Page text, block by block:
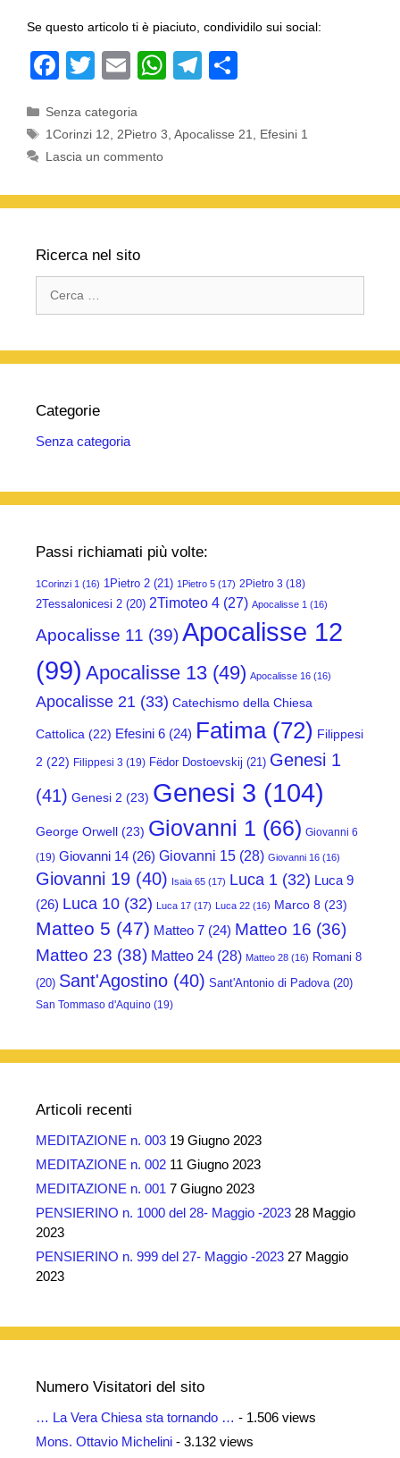
Se questo articolo ti è piaciuto, condividilo sui social:
F
c
e
o
k
T
tt
er
E
ail
W
at
s
p
T
e
m
n
di
di
Categorie
Senza categoria
Tag
1Corinzi 12 2Pietro 3 ,Apocalisse 21
Efesini 1
Lascia un commento
Ricerca nel sito
per:
Categorie
Senza categoria
Passi richiamati più volte:
1Corinzi 1 (16) 1Pietro 2 (21) 1Pietro 5 (17) 2Pietro 3 (18)
2Tessalonicesi 2 (20) 2Timoteo 4 (27) Apocalisse 1 (16)
Apocalisse 11 (39)Apocalisse 12
(99) Apocalisse 13 (49) Apocalisse 16 (16)
Apocalisse 21 (33) Catechismo della Chiesa
Cattolica (22) Efesini 6 (24) Fatima(72) Filippesi
2 (22) Filippesi 3 (19) Fëdor Dostoevskij (21) Genesi 1
(41) Genesi 2 (23) Genesi 3 (104)
George Orwell (23) Giovanni 1 (66) Giovanni 6
(19) Giovanni 14 (26) Giovanni 15 (28) Giovanni 16 (16)
Giovanni 19 (40) Isaia 65 (17) Luca 1 (32) Luca 9
(26) Luca 10 (32) Luca 17 (17) Luca 22 (16) Marco 8 (23)
Matteo 5 (47) Matteo 7 (24) Matteo 16 (36)
Matteo 23 (38) Matteo 24 (28) Matteo 28 (16) Romani 8
(20) Sant'Agostino (40) Sant'Antonio di Padova (20)
San Tommaso d'Aquino (19)
Articoli recenti
MEDITAZIONE n. 003 19 Giugno 2023
MEDITAZIONE n. 002 11 Giugno 2023
MEDITAZIONE n. 001 7 Giugno 2023
PENSIERINO n. 1000 del 28- Maggio -2023 28 Maggio
2023
PENSIERINO n. 999 del 27- Maggio -2023 27 Maggio
2023
Numero Visitatori del sito
… La Vera Chiesa sta tornando … - 1.506 views
Mons. Ottavio Michelini - 3.132 views